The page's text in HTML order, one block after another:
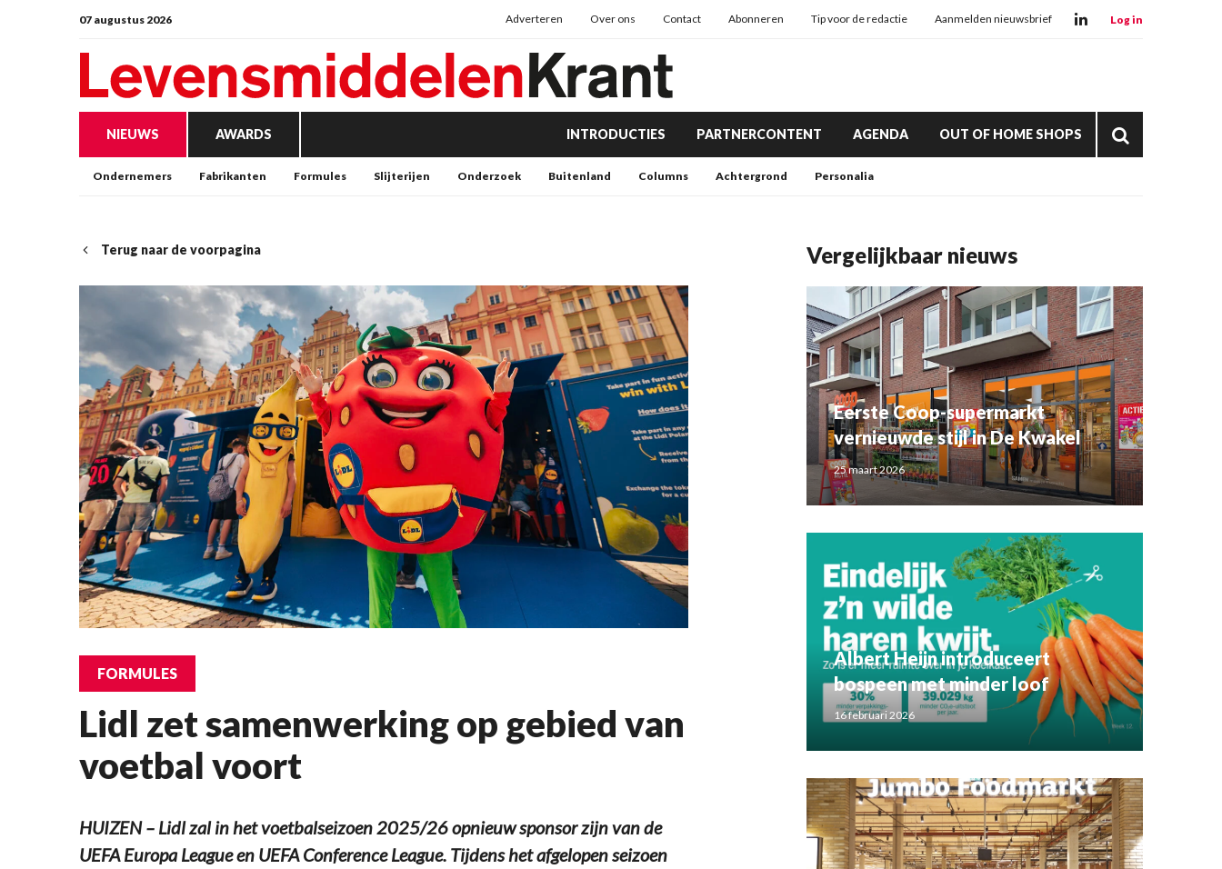
07 augustus 2026 Adverteren Over ons Contact Abonneren Tip voor de redactie Aanmelden nieuwsbrief Log in
NIEUWS AWARDS INTRODUCTIES PARTNERCONTENT AGENDA OUT OF HOME SHOPS
Ondernemers Fabrikanten Formules Slijterijen Onderzoek Buitenland Columns Achtergrond Personalia
Terug naar de voorpagina
FORMULES
Lidl zet samenwerking op gebied van
voetbal voort
HUIZEN – Lidl zal in het voetbalseizoen 2025/26 opnieuw sponsor zijn van de
UEFA Europa League en UEFA Conference League. Tijdens het afgelopen seizoen
Vergelijkbaar nieuws
Eerste Coop-supermarkt
vernieuwde stijl in De Kwakel
25 maart 2026
Albert Heijn introduceert
bospeen met minder loof
16 februari 2026